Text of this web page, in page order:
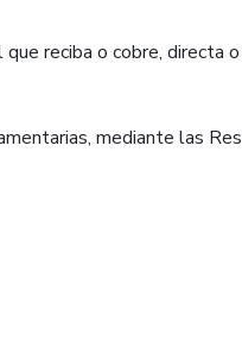
reciba o cobre,
mediante